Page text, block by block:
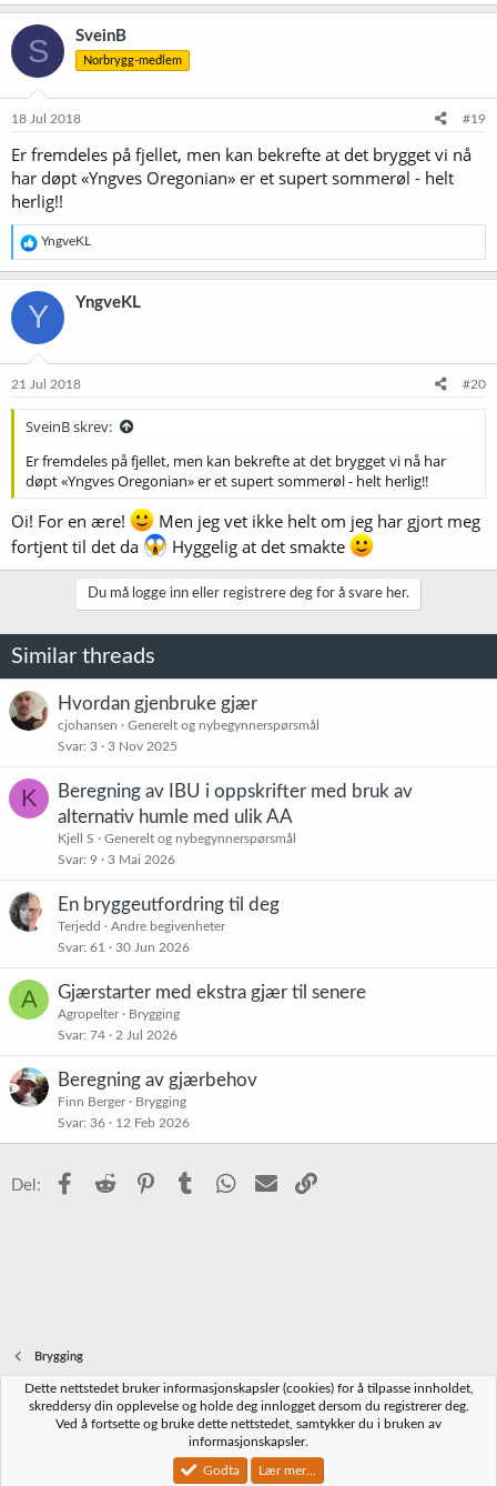
S SveinB
Norbrygg-medlem
18 Jul 2018 #19
Er fremdeles på fjellet, men kan bekrefte at det brygget vi nå
har døpt «Yngves Oregonian» er et supert sommerøl - helt
herlig!!
R
e
a
k
s
o
e
YngveKL
Y YngveKL
21 Jul 2018 #20
SveinB skrev:
Er fremdeles på fjellet, men kan bekrefte at det brygget vi nå har
døpt «Yngves Oregonian» er et supert sommerøl - helt herlig!!
Oi! For en ære!
Men jeg vet ikke helt om jeg har gjort meg
fortjent til det da
Hyggelig at det smakte
Du må logge inn eller registrere deg for å svare her.
Similar threads
Hvordan gjenbruke gjær
cjohansen
Generelt og nybegynnerspørsmål
Svar 3 3 Nov 2025
K
Beregning av IBU i oppskrifter med bruk av
alternativ humle med ulik AA
Kjell S
Generelt og nybegynnerspørsmål
Svar 9 3 Mai 2026
En bryggeutfordring til deg
Terjedd
Andre begivenheter
Svar 61 30 Jun 2026
A Gjærstarter med ekstra gjær til senere
Agropelter
Brygging
Svar 74 2 Jul 2026
Beregning av gjærbehov
Finn Berger
Brygging
Svar 36 12 Feb 2026
Del: Facebook
Reddit PinterestTumblr WhatsApp
E-post
Brygging
Norbrygg-default
Vilkår og regler Personvernregler
Community platform by XenForo® © 2010-2023 XenForo Ltd.
Dette nettstedet bruker informasjonskapsler (cookies) for å tilpasse innholdet,
skreddersy din opplevelse og holde deg innlogget dersom du registrerer deg.
Ved å fortsette og bruke dette nettstedet, samtykker du i bruken av
informasjonskapsler.
Godta Lær mer...